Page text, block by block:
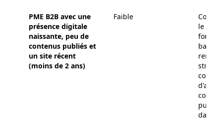
PME B2Bavec une
présence digitale
naissante, peu de
contenus publiés et
un site récent
(moins de 2 ans)
Faible
le
base
puis
dans